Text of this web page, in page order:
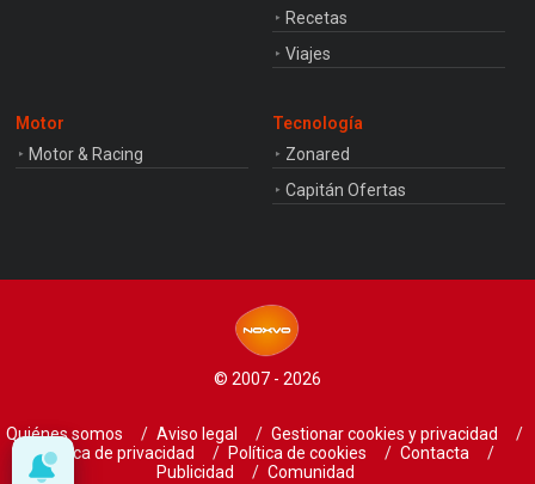
Recetas
Viajes
Motor
Motor & Racing
Tecnología
Zonared
Capitán Ofertas
© 2007 - 2026
Quiénes somos Aviso legal
Gestionar cookies y privacidad
Política de privacidad
Política de cookies
Contacta
Publicidad
Comunidad